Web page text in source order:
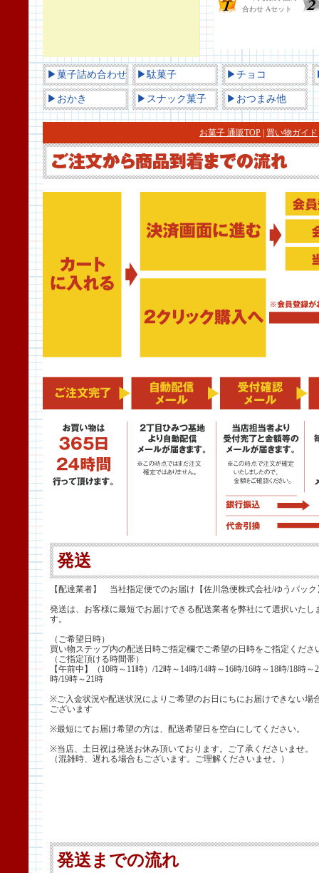
▶菓子詰め合わせ ▶駄菓子 ▶チョコ
▶おかき ▶スナック菓子 ▶おつまみ他
お菓子 通販TOP 買い物ガイド
発送
【配達業者】 当社指定便でのお届け【佐川急便株式会社/ゆうパック
発送は、お客様に最短でお届けできる配送業者を弊社にて選択いたし
す。
（ご希望日時）
買い物ステップ内の配送日時ご指定欄でご希望の日時をご指定くださ
（ご指定頂ける時間帯）
【午前中】（10時～11時）/12時～14時/14時～16時/16時～18時/18時～
時/19時～21時
※ご入金状況や配送状況によりご希望のお日にちにお届けできない場
ございます
※最短にてお届け希望の方は、配送希望日を空白にしてください。
※当店、土日祝は発送お休み頂いております。ご了承くださいませ。
（混雑時、遅れる場合もございます。ご理解くださいませ。）
発送までの流れ